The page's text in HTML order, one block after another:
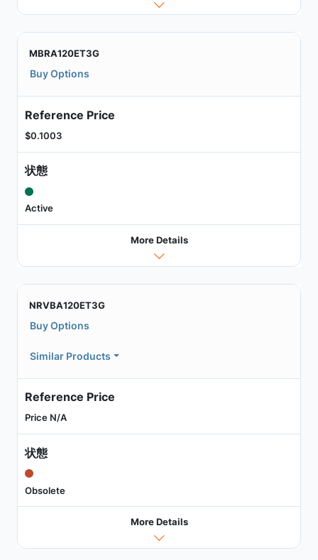
MBRA120ET3G
Buy Options
Reference Price
$0.1003
状態
Active
More Details
NRVBA120ET3G
Buy Options
Similar Products
Reference Price
Price N/A
状態
Obsolete
More Details